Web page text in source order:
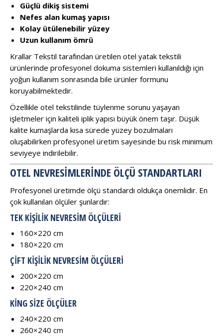
Güçlü dikiş sistemi
Nefes alan kumaş yapısı
Kolay ütülenebilir yüzey
Uzun kullanım ömrü
Krallar Tekstil tarafından üretilen otel yatak tekstili
ürünlerinde profesyonel dokuma sistemleri kullanıldığı için
yoğun kullanım sonrasında bile ürünler formunu
koruyabilmektedir.
Özellikle otel tekstilinde tüylenme sorunu yaşayan
işletmeler için kaliteli iplik yapısı büyük önem taşır. Düşük
kalite kumaşlarda kısa sürede yüzey bozulmaları
oluşabilirken profesyonel üretim sayesinde bu risk minimum
seviyeye indirilebilir.
OTEL NEVRESIMLERINDE ÖLÇÜ STANDARTLARI
Profesyonel üretimde ölçü standardı oldukça önemlidir. En
çok kullanılan ölçüler şunlardır:
TEK KIŞILIK NEVRESIM ÖLÇÜLERI
160×220 cm
180×220 cm
ÇIFT KIŞILIK NEVRESIM ÖLÇÜLERI
200×220 cm
220×240 cm
KING SIZE ÖLÇÜLER
240×220 cm
260×240 cm